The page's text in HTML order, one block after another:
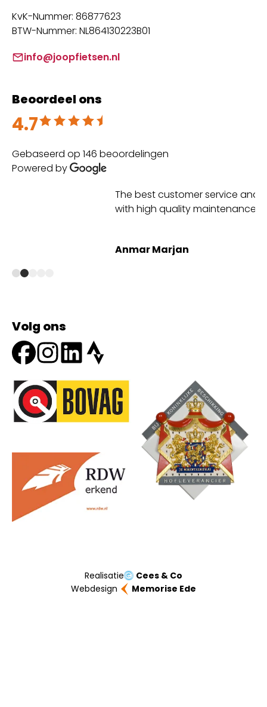
KvK-Nummer: 86877623
BTW-Nummer: NL864130223B01
info@joopfietsen.nl
Beoordeel ons
4.7
Beoordeeld met 4.7 uit 5
Gebaseerd op 146 beoordelingen
Powered by
The best customer service and great experience
with high quality maintenance 👌
Volg ons
Onze partners
Realisatie
Cees & Co
Webdesign
Memorise Ede